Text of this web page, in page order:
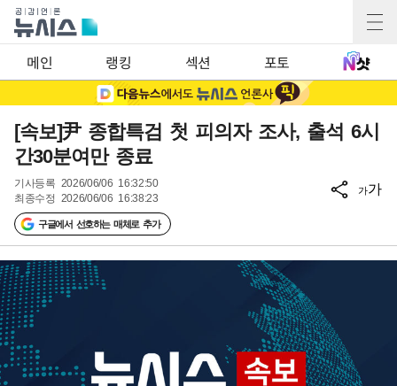
메인 랭킹 섹션 포토
[속보]尹 종합특검 첫 피의자 조사, 출석 6시
간30분여만 종료
기사등록 2026/06/06 16:32:50
최종수정 2026/06/06 16:38:23
구글에서 선호하는 매체로 추가
가가